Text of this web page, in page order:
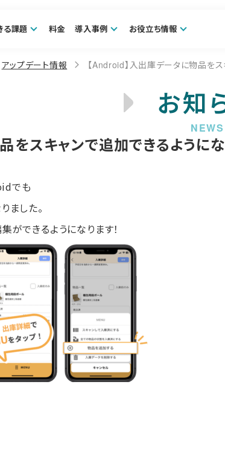
る課題 料金 導入事例 お役立ち情報
アップデート情報 【Android】入出庫データに物品をス
お知
スキャンで追加できるようにな
でも
ました。
ができるようになります！